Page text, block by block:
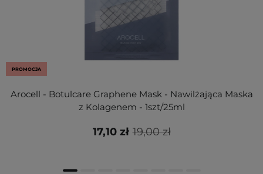
PROMOCJA
Arocell - Botulcare Graphene Mask - Nawilżająca Maska
z Kolagenem - 1szt/25ml
19,00 zł
17,10 zł